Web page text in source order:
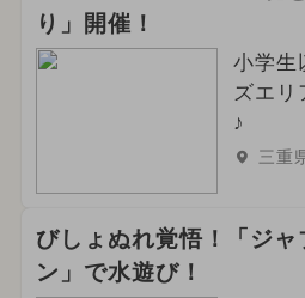
り」開催！
小学生
ズエリ
♪
三重
びしょぬれ覚悟！「ジ
ン」で水遊び！